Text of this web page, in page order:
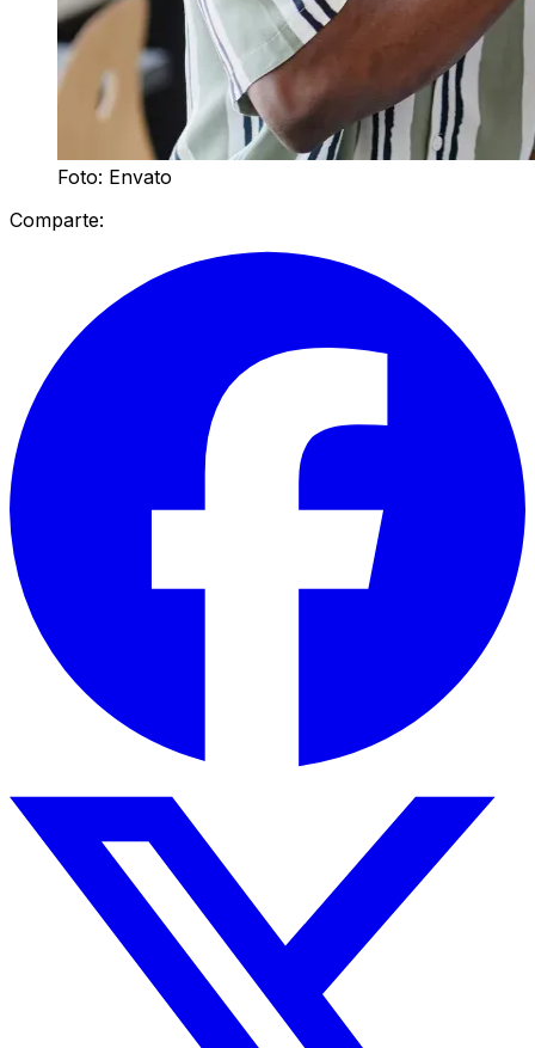
Foto: Envato
Comparte: